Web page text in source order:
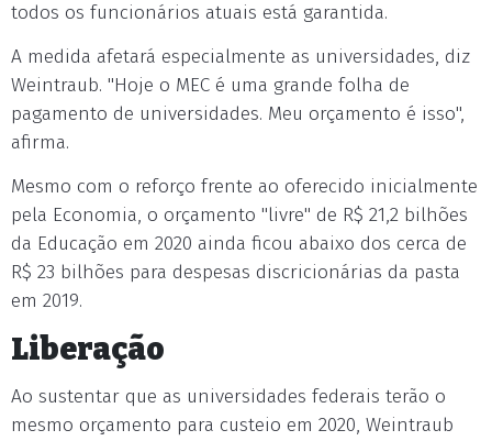
todos os funcionários atuais está garantida.
A medida afetará especialmente as universidades, diz
Weintraub. "Hoje o MEC é uma grande folha de
pagamento de universidades. Meu orçamento é isso",
afirma.
Mesmo com o reforço frente ao oferecido inicialmente
pela Economia, o orçamento "livre" de R$ 21,2 bilhões
da Educação em 2020 ainda ficou abaixo dos cerca de
R$ 23 bilhões para despesas discricionárias da pasta
em 2019.
Liberação
Ao sustentar que as universidades federais terão o
mesmo orçamento para custeio em 2020, Weintraub